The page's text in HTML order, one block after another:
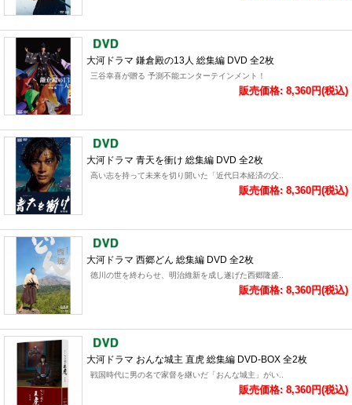
大河ドラマ 鎌倉殿の13人 総集編 DVD 全2枚
三谷幸喜が贈る 予測不能エンターテインメント！
販売価格: 8,360円(税込)
大河ドラマ 青天を衝け 総集編 DVD 全2枚
高い志を持って未来を切り開いた「近代日本経済の父..
販売価格: 8,360円(税込)
大河ドラマ 西郷どん 総集編 DVD 全2枚
徳川の世を終わらせ、明治維新を成し遂げた西郷隆盛..
販売価格: 8,360円(税込)
大河ドラマ おんな城主 直虎 総集編 DVD-BOX 全2枚
戦国時代に男の名で家督を継いだ「おんな城主」がい..
販売価格: 8,360円(税込)